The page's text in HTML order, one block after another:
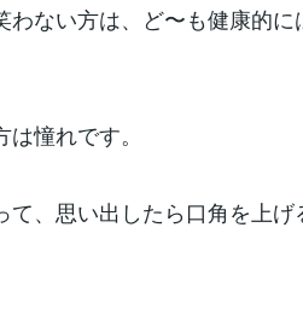
ない方は、ど〜も健康的に
憧れです。
、思い出したら口角を上げ